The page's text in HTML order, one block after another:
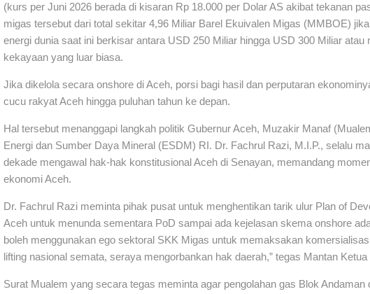
(kurs per Juni 2026 berada di kisaran Rp 18.000 per Dolar AS akibat tekanan
migas tersebut dari total sekitar 4,96 Miliar Barel Ekuivalen Migas (MMBOE)
energi dunia saat ini berkisar antara USD 250 Miliar hingga USD 300 Miliar atau
kekayaan yang luar biasa.
Jika dikelola secara onshore di Aceh, porsi bagi hasil dan perputaran
cucu rakyat Aceh hingga puluhan tahun ke depan.
Hal tersebut menanggapi langkah politik Gubernur Aceh, Muzakir Manaf
Energi dan Sumber Daya Mineral (ESDM) RI. Dr. Fachrul Razi, M.I.P., selalu
dekade mengawal hak-hak konstitusional Aceh di Senayan, memandang
ekonomi Aceh.
Dr. Fachrul Razi meminta pihak pusat untuk menghentikan tarik ulur Plan of
Aceh untuk menunda sementara PoD sampai ada kejelasan skema onshore
boleh menggunakan ego sektoral SKK Migas untuk memaksakan
lifting nasional semata, seraya mengorbankan hak daerah,” tegas Mantan
Surat Mualem yang secara tegas meminta agar pengolahan gas Blok